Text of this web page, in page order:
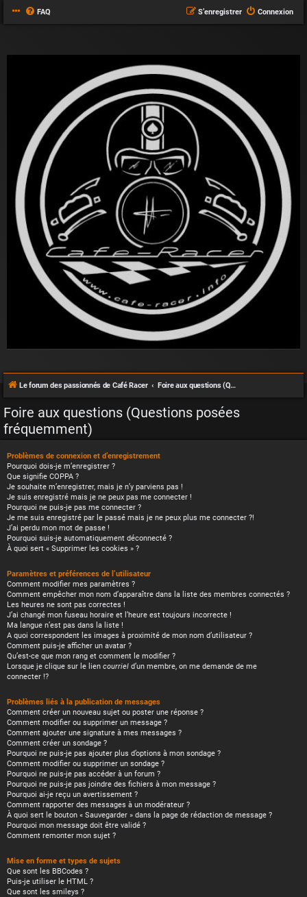
FAQ Connexion
S’enregistrer
Le forum des passionnés de Café Racer Foire aux questions (Questions posées fréquemment)
Foire aux questions (Questions posées
fréquemment)
Problèmes de connexion et d’enregistrement
Pourquoi dois-je m’enregistrer ?
Que signifie COPPA ?
Je souhaite m’enregistrer, mais je n’y parviens pas !
Je suis enregistré mais je ne peux pas me connecter !
Pourquoi ne puis-je pas me connecter ?
Je me suis enregistré par le passé mais je ne peux plus me connecter ?!
J’ai perdu mon mot de passe !
Pourquoi suis-je automatiquement déconnecté ?
À quoi sert « Supprimer les cookies » ?
Paramètres et préférences de l’utilisateur
Comment modifier mes paramètres ?
Comment empêcher mon nom d’apparaître dans la liste des membres connectés ?
Les heures ne sont pas correctes !
J’ai changé mon fuseau horaire et l’heure est toujours incorrecte !
Ma langue n’est pas dans la liste !
A quoi correspondent les images à proximité de mon nom d’utilisateur ?
Comment puis-je afficher un avatar ?
Qu’est-ce que mon rang et comment le modifier ?
Lorsque je clique sur le lien courriel d’un membre, on me demande de me
connecter !?
Problèmes liés à la publication de messages
Comment créer un nouveau sujet ou poster une réponse ?
Comment modifier ou supprimer un message ?
Comment ajouter une signature à mes messages ?
Comment créer un sondage ?
Pourquoi ne puis-je pas ajouter plus d’options à mon sondage ?
Comment modifier ou supprimer un sondage ?
Pourquoi ne puis-je pas accéder à un forum ?
Pourquoi ne puis-je pas joindre des fichiers à mon message ?
Pourquoi ai-je reçu un avertissement ?
Comment rapporter des messages à un modérateur ?
À quoi sert le bouton « Sauvegarder » dans la page de rédaction de message ?
Pourquoi mon message doit être validé ?
Comment remonter mon sujet ?
Mise en forme et types de sujets
Que sont les BBCodes ?
Puis-je utiliser le HTML ?
Que sont les smileys ?